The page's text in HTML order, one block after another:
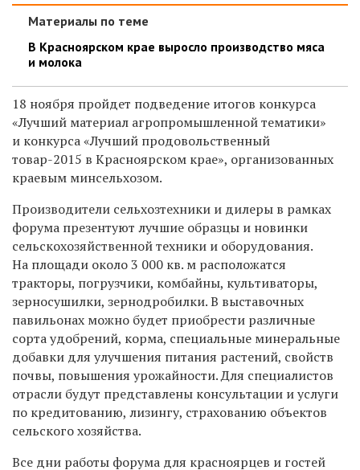
Материалы по теме
В Красноярском крае выросло производство мяса
и молока
18 ноября пройдет подведение итогов конкурса
«Лучший материал агропромышленной тематики»
и конкурса «Лучший продовольственный
товар-2015 в Красноярском крае», организованных
краевым минсельхозом.
Производители сельхозтехники и дилеры в рамках
форума презентуют лучшие образцы и новинки
сельскохозяйственной техники и оборудования.
На площади около 3 000 кв. м расположатся
тракторы, погрузчики, комбайны, культиваторы,
зерносушилки, зернодробилки. В выставочных
павильонах можно будет приобрести различные
сорта удобрений, корма, специальные минеральные
добавки для улучшения питания растений, свойств
почвы, повышения урожайности. Для специалистов
отрасли будут представлены консультации и услуги
по кредитованию, лизингу, страхованию объектов
сельского хозяйства.
Все дни работы форума для красноярцев и гостей